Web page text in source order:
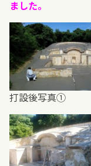
ました。
打設後写真①